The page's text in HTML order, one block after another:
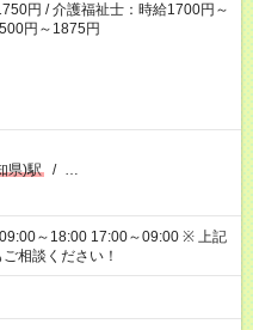
円 / 介護福祉士：時給1700円～
円～1875円
県)駅 / …
～18:00 17:00～09:00 ※ 上記
相談ください！